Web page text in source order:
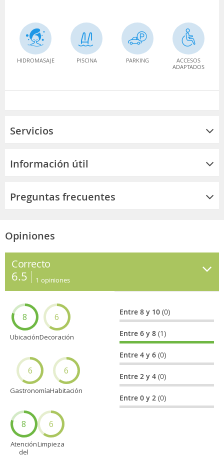
HIDROMASAJE PISCINA PARKING
ACCESOS
ADAPTADOS
Servicios
Información útil
Preguntas frecuentes
Opiniones
Correcto
6.5 1 opiniones
8
Ubicación
6
Decoración
6
Gastronomía
6
Habitación
8
Atención
del
6
Limpieza
Entre 8 y 10(0)
Entre 6 y 8(1)
Entre 4 y 6(0)
Entre 2 y 4(0)
Entre 0 y 2(0)